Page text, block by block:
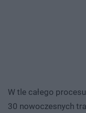
W tle całego
30 nowoczesnych